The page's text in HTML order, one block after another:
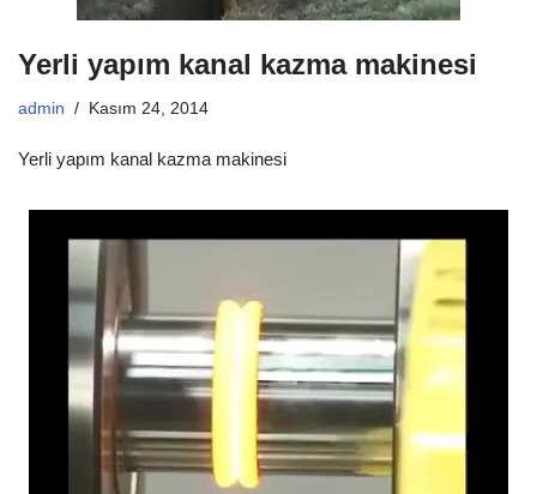
Yerli yapım kanal kazma makinesi
admin Kasım 24, 2014
Yerli yapım kanal kazma makinesi